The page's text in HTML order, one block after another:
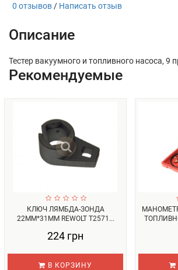
0 отзывов / Написать отзыв
Описание
Тестер вакуумного и топливного насоса, 9
Рекомендуемые
КЛЮЧ ЛЯМБДА-ЗОНДА
22ММ*31ММ REWOLT T2571...
224 грн
В КОРЗИНУ